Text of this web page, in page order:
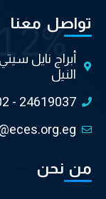
تواصل معنا
أبراج نايل
النيل
- 24619037
من نحن